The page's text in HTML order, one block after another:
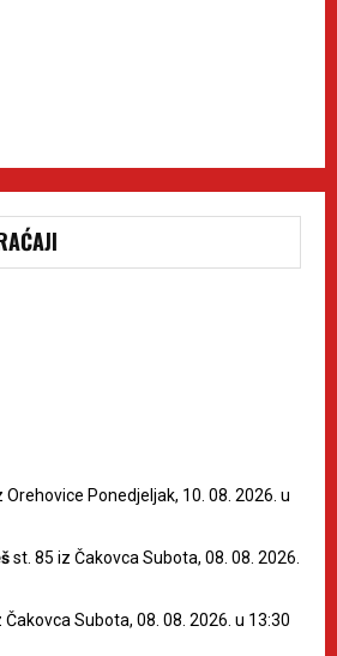
Orehovice Ponedjeljak, 10. 08. 2026. u
st. 85 iz Čakovca Subota, 08. 08. 2026.
Čakovca Subota, 08. 08. 2026. u 13:30